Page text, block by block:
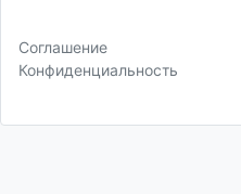
Соглашение
Конфиденциальность